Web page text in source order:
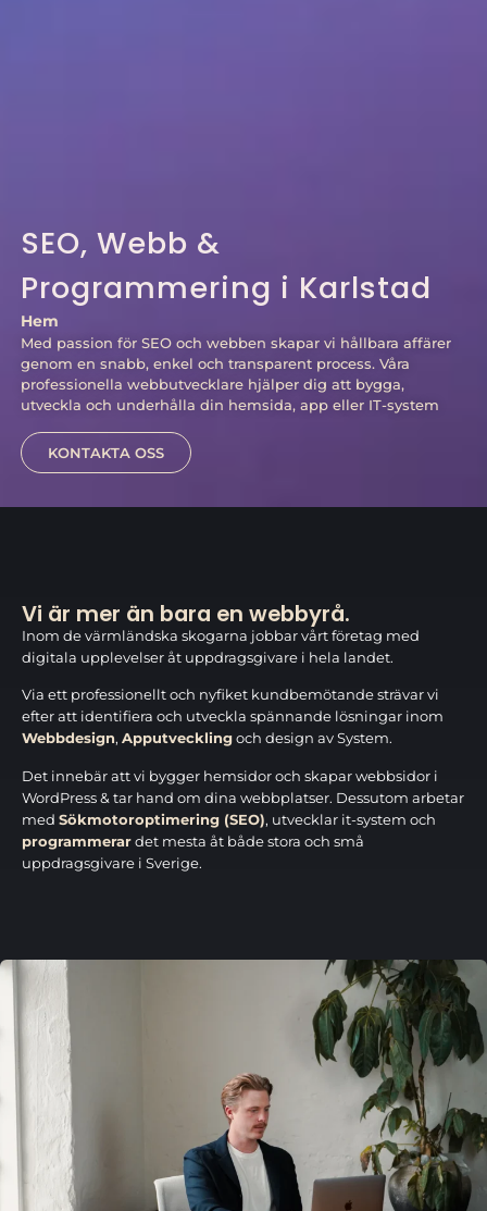
SEO, Webb &
Programmering i Karlstad
Hem
Med passion för SEO och webben skapar vi hållbara affärer
genom en snabb, enkel och transparent process. Våra
professionella webbutvecklare hjälper dig att bygga,
utveckla och underhålla din hemsida, app eller IT-system
KONTAKTA OSS
Vi är mer än bara en webbyrå.
Inom de värmländska skogarna jobbar vårt företag med
digitala upplevelser åt uppdragsgivare i hela landet.
Via ett professionellt och nyfiket kundbemötande strävar vi
efter att identifiera och utveckla spännande lösningar inom
Webbdesign, Apputvecklingoch design av System.
Det innebär att vi bygger hemsidor och skapar webbsidor i
WordPress & tar hand om dina webbplatser. Dessutom arbetar
med Sökmotoroptimering (SEO), utvecklar it-system och
programmerardet mesta åt både stora och små
uppdragsgivare i Sverige.